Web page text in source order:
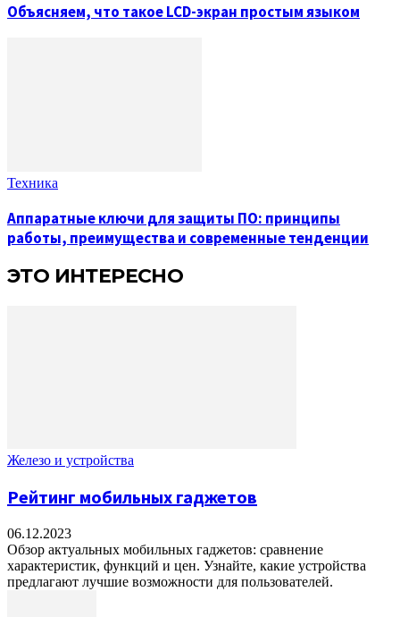
Объясняем, что такое LCD-экран простым языком
Техника
Аппаратные ключи для защиты ПО: принципы
работы, преимущества и современные тенденции
ЭТО ИНТЕРЕСНО
Железо и устройства
Рейтинг мобильных гаджетов
06.12.2023
Обзор актуальных мобильных гаджетов: сравнение
характеристик, функций и цен. Узнайте, какие устройства
предлагают лучшие возможности для пользователей.